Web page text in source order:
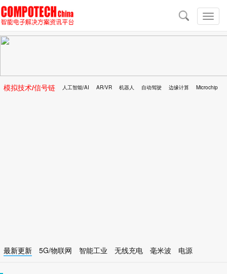
切
换
导
导
航
模拟技术/信号链 人工智能/AI AR/VR 机器人 自动驾驶 边缘计算 Microchip
最新更新 5G/物联网 智能工业 无线充电 毫米波
电源